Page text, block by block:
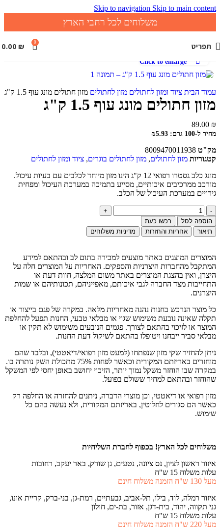
Skip to navigation Skip to main content
משלוחים לכל רחבי הארץ
תפריט 0
0.00 ₪
Click to enlarge
עמוד הבית ציוד ומזון לחתולים מזון לחתולים מזון חתולים מונג עוף 1.5 ק"ג
מזון חתולים מונג עוף 1.5 ק"ג
89.00 ₪
מחיר ל-100 גרם: ₪5.93
מק"ט 8009470011938
קטגוריות מזון לחתולים, מזון לחתולים בוגרים, ציוד ומזון לחתולים
מונג כלב גסטרו רפואי 12 ק"ג הינו מזון מיוחד לכלבים עם בעיות עיכול.
מורכב ממרכיבים איכותיים, מסייע בתמיכה במערכת העיכול ומפחית
גירויים במערכת העיכול של הכלב.
הוספה לסל
רכשו כעת
תיאור
אחריות והחזרות מדיניות משלוחים
המוצרים המוצגים באתר מוצעים למכירה בתום לב ובהתאם למידע
המתקבל מהחברות היצרניות והספקים. האחריות על המוצרים חלה על
היצרן, ואין בהצגת המוצרים באתר משום המלצה, חוות דעת או
התחייבות מצד החברה לגבי איכותם, מאפייניהם, תכונותיהם או שמות
היצרנים.
כל מוצר הנרכש בחנות נהנה מאחריות מלאה. במקרה של פגם בייצור או
תקלה שאינה נובעת משימוש שגוי או מבלאי טבעי, החנות תפעל להחלפת
המוצר או לזיכוי בהתאם לצורך. פגמים הנובעים משימוש לא תקין או
מבלאי סביר ייבחנו ויטופלו בהתאם לשיקול דעת החנות.
ניתן להחזיר שקי מזון שנפתחו (למעט מזון רפואי/דיאטטי), ובלבד שהם
מוחזרים באריזתם המקורית וכאשר לפחות 75% מתכולת השק נותרה בו.
במקרה שבו הוחזר משקל נמוך יותר, הזיכוי יחושב באופן יחסי לפי המשקל
שהוחזר ובהתאם למחיר ששולם בפועל.
מזון רפואי או דיאטטי, וכן מוצרי הדברה, ניתנים להחזרה או החלפה רק
כאשר הם סגורים לחלוטין, באריזתם המקורית, ולא נעשה בהם כל
שימוש.
משלוחים לכל הארץ! בכפוף לחברת השליחיות
איזור ראשון לציון, נס ציונה, נטעים, גן שורק, באר יעקב, רחובות
עלות משלוח 15 ש"ח
מעל 130 ש"ח הזמנה משלוח חינם
איזור רמלה, לוד, בילו, תל-אביב, גבעתיים, רמת-גן, בני-ברק, קריית אונו,
גני תקווה, יהוד, בית-דגן, אזור, בת-ים, חולון
עלות משלוח 15 ש"ח
מעל 220 ש"ח הזמנה משלוח חינם